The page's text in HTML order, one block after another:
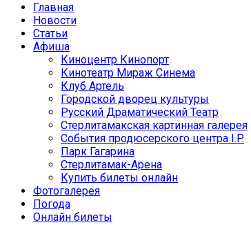
Главная
Новости
Статьи
Афиша
Киноцентр Кинопорт
Кинотеатр Мираж Синема
Клуб Артель
Городской дворец культуры
Русский Драматический Театр
Стерлитамакская картинная галерея
События продюсерского центра I.P.
Парк Гагарина
Стерлитамак-Арена
Купить билеты онлайн
Фотогалерея
Погода
Онлайн билеты